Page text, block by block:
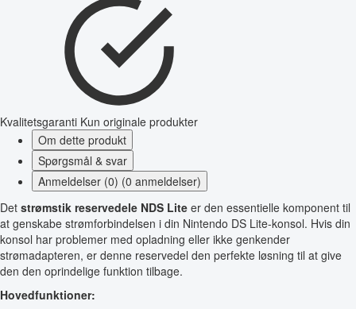
Kvalitetsgaranti Kun originale produkter
Om dette produkt
Spørgsmål & svar
Anmeldelser (0) (0 anmeldelser)
Det strømstik reservedele NDS Lite er den essentielle komponent til
at genskabe strømforbindelsen i din Nintendo DS Lite-konsol. Hvis din
konsol har problemer med opladning eller ikke genkender
strømadapteren, er denne reservedel den perfekte løsning til at give
den den oprindelige funktion tilbage.
Hovedfunktioner: